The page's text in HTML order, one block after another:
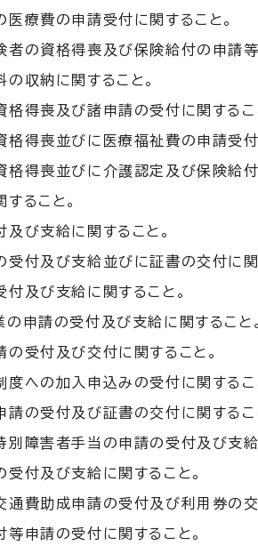
療費の申請受付に関すること。
の資格得喪及び保険給付の申請等
収納に関すること。
得喪及び諸申請の受付に関するこ
格得喪並びに医療福祉費の申請受付
得喪並びに介護認定及び保険給付
ること。
び支給に関すること。
付及び支給並びに証書の交付に関
及び支給に関すること。
申請の受付及び支給に関すること
受付及び交付に関すること。
への加入申込みの受付に関するこ
の受付及び証書の交付に関するこ
障害者手当の申請の受付及び支給
付及び支給に関すること。
費助成申請の受付及び利用券の交
申請の受付に関すること。